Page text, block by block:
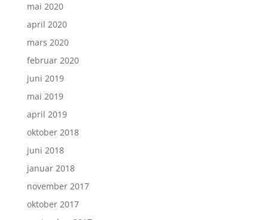
mai 2020
april 2020
mars 2020
februar 2020
juni 2019
mai 2019
april 2019
oktober 2018
juni 2018
januar 2018
november 2017
oktober 2017